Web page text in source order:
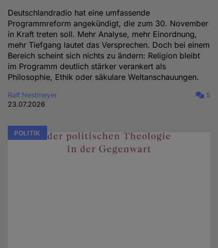
Deutschlandradio hat eine umfassende
Programmreform angekündigt, die zum 30. November
in Kraft treten soll. Mehr Analyse, mehr Einordnung,
mehr Tiefgang lautet das Versprechen. Doch bei einem
Bereich scheint sich nichts zu ändern: Religion bleibt
im Programm deutlich stärker verankert als
Philosophie, Ethik oder säkulare Weltanschauungen.
Ralf Nestmeyer
23.07.2026
5
POLITIK